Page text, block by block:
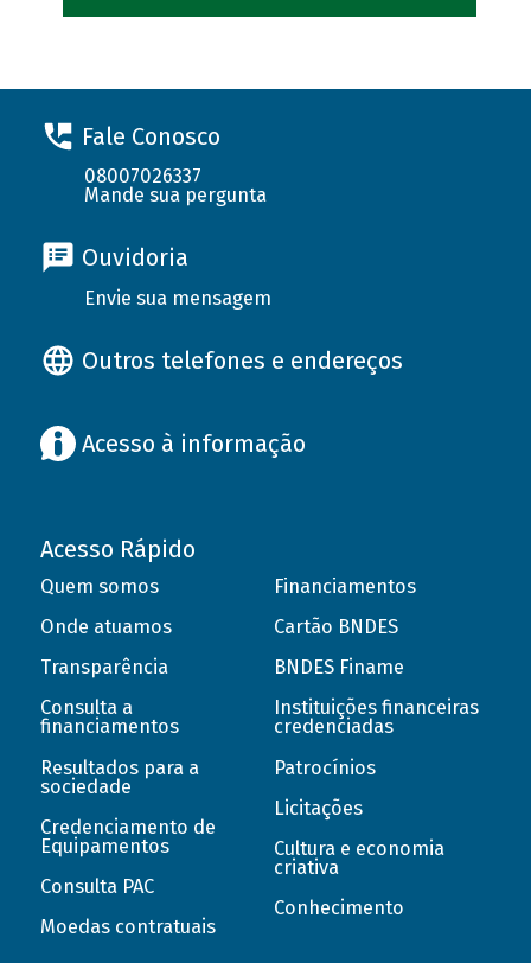
Fale Conosco
08007026337
Mande sua pergunta
Ouvidoria
Envie sua mensagem
Outros telefones e endereços
Acesso à informação
Acesso Rápido
Quem somos
Onde atuamos
Transparência
Consulta a
financiamentos
Resultados para a
sociedade
Credenciamento de
Equipamentos
Consulta PAC
Moedas contratuais
Financiamentos
Cartão BNDES
BNDES Finame
Instituições financeiras
credenciadas
Patrocínios
Licitações
Cultura e economia
criativa
Conhecimento